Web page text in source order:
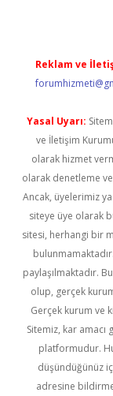
Reklam ve
Yasal Uyarı:
ve İletişim
olarak hizmet
olarak denetleme
Ancak, üyelerimiz
siteye üye olarak
sitesi, herhangi bir
paylaşılmaktadır.
olup, gerçek
Gerçek kurum ve
Sitemiz, kar
platformudur.
düşündüğünüz
adresine